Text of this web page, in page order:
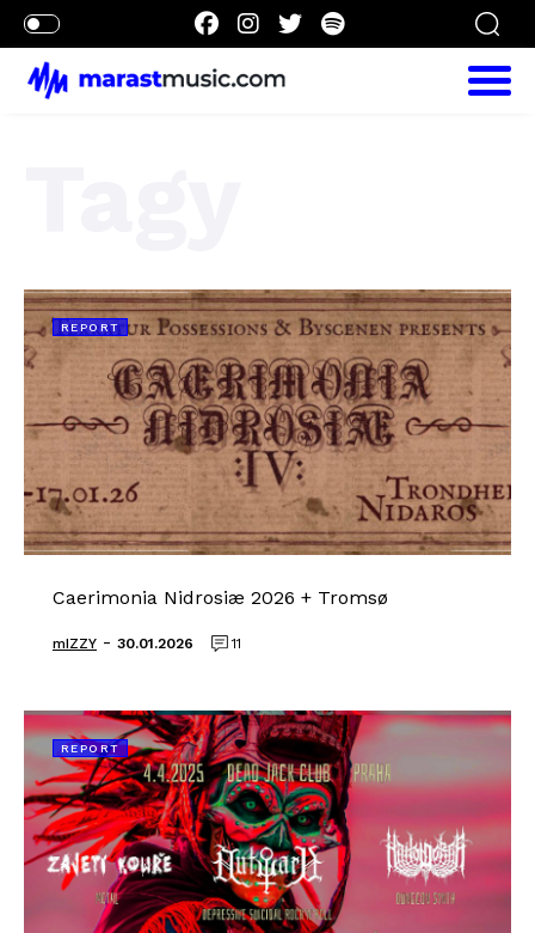
REPORT
Caerimonia Nidrosiæ 2026 + Tromsø
mIZZY - 30.01.2026 11
REPORT